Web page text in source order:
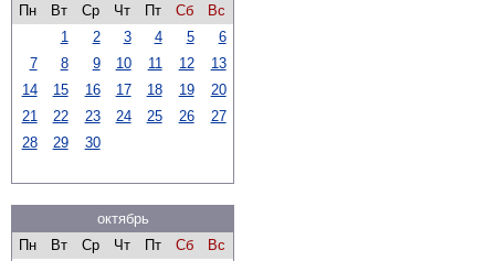
Пн
Вт Ср Чт Пт Сб
Вс
1
2 3 4 5
6
7
8 9 10 11 12
13
14
15 16 17 18 19
20
21
22 23 24 25 26
27
28
29 30
октябрь
Пн
Вт Ср Чт Пт Сб
Вс